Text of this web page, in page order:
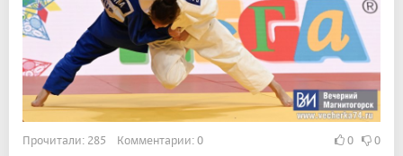
Прочитали: 285 Комментарии: 0 0 0